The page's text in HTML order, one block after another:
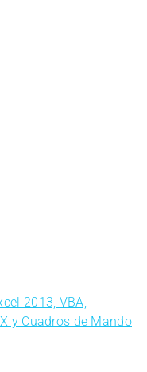
2013, VBA,
y Cuadros de Mando